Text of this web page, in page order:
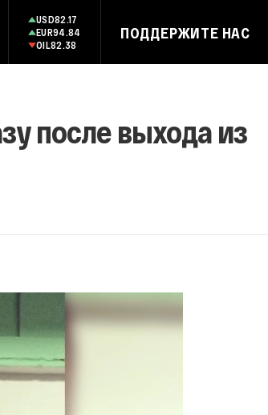
USD82.17
EUR94.84
OIL82.38
ПОДДЕРЖИТЕ НАС
после выхода из